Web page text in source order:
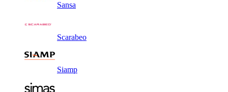
Sansa
Scarabeo
Siamp